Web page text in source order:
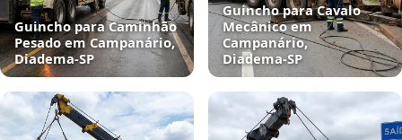
Guincho para Caminhão
Pesado em Campanário,
Diadema‑SP
Guincho para Cavalo
Mecânico em
Campanário,
Diadema‑SP